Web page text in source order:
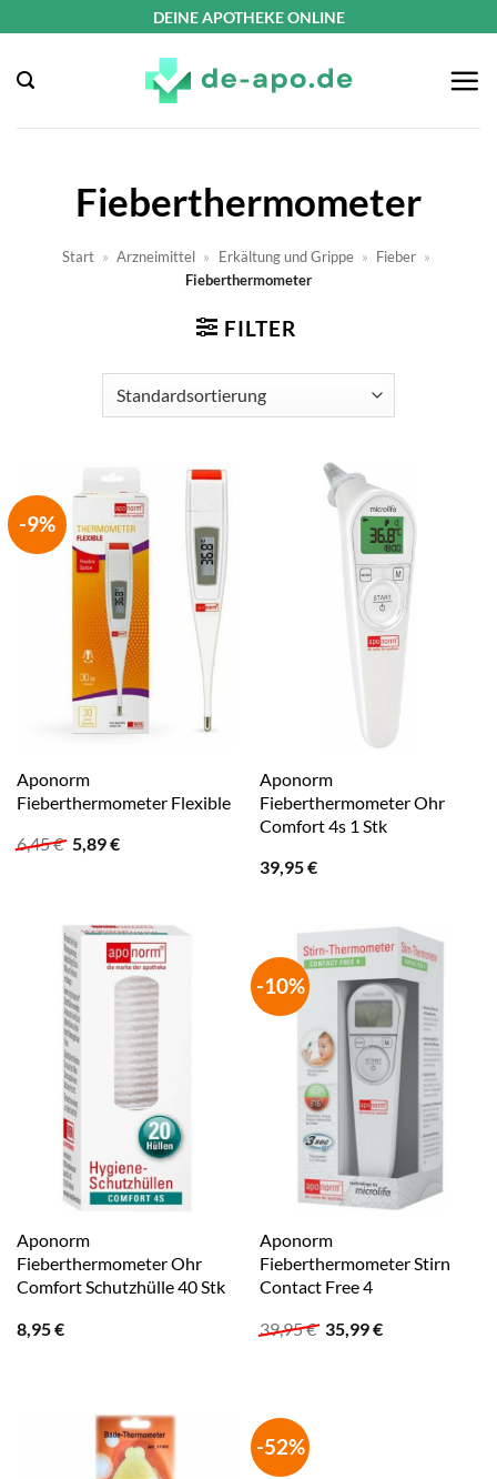
springen
DEINE APOTHEKE ONLINE
Fieberthermometer
Start » Arzneimittel » Erkältung und Grippe » Fieber »
Fieberthermometer
FILTER
-9%
Aponorm
Fieberthermometer Flexible
6,45€ Ursprünglicher
5,89€Aktueller
Aponorm
Fieberthermometer Ohr
Comfort 4s 1 Stk
39,95€
Aponorm
Fieberthermometer Ohr
Comfort Schutzhülle 40 Stk
8,95€
-10%
Aponorm
Fieberthermometer Stirn
Contact Free 4
39,95€ Ursprünglicher
Preis
35,99€Aktueller
-52%